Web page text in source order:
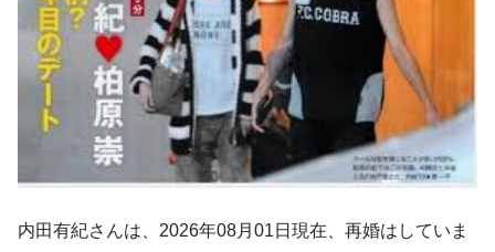
内田有紀さんは、2026年08月01日現在、再婚はしていま